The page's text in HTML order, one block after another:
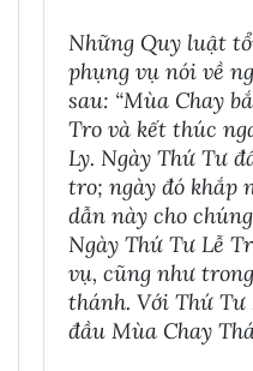
Những Quy luật
phụng vụ nói về
sau: “Mùa Chay
Tro và kết thúc
Ly. Ngày Thứ Tư
tro; ngày đó khắp
dẫn này cho
Ngày Thứ Tư Lễ
vụ, cũng như
thánh. Với Thứ Tư
đầu Mùa Chay